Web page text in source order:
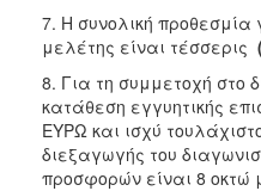
7. Η συνολική προθεσμία
μελέτης είναι τέσσερις
8. Για τη συμμετοχή στο
κατάθεση εγγυητικής
ΕΥΡΩ και ισχύ
διεξαγωγής του
προσφορών είναι 8 οκτώ